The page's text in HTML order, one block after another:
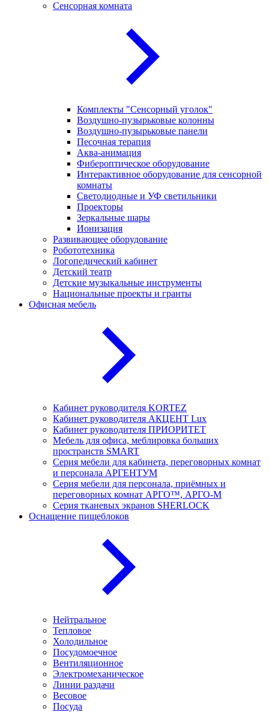
Сенсорная комната
Комплекты "Сенсорный уголок"
Воздушно-пузырьковые колонны
Воздушно-пузырьковые панели
Песочная терапия
Аква-анимация
Фибероптическое оборудование
Интерактивное оборудование для сенсорной
комнаты
Светодиодные и УФ светильники
Проекторы
Зеркальные шары
Ионизация
Развивающее оборудование
Робототехника
Логопедический кабинет
Детский театр
Детские музыкальные инструменты
Национальные проекты и гранты
Офисная мебель
Кабинет руководителя KORTEZ
Кабинет руководителя АКЦЕНТ Lux
Кабинет руководителя ПРИОРИТЕТ
Мебель для офиса, меблировка больших
пространств SMART
Серия мебели для кабинета, переговорных комнат
и персонала АРГЕНТУМ
Серия мебели для персонала, приёмных и
переговорных комнат АРГО™, АРГО-М
Серия тканевых экранов SHERLOCK
Оснащение пищеблоков
Нейтральное
Тепловое
Холодильное
Посудомоечное
Вентиляционное
Электромеханическое
Линии раздачи
Весовое
Посуда